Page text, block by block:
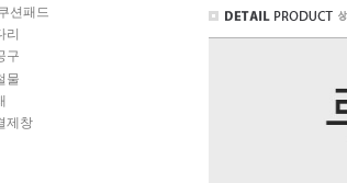
션패드
리
구
물
제창